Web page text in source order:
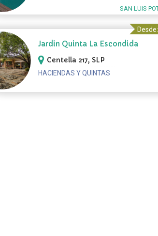
SAN LUIS
Jardin Quinta La Escondida
Centella 217, SLP
HACIENDAS Y QUINTAS